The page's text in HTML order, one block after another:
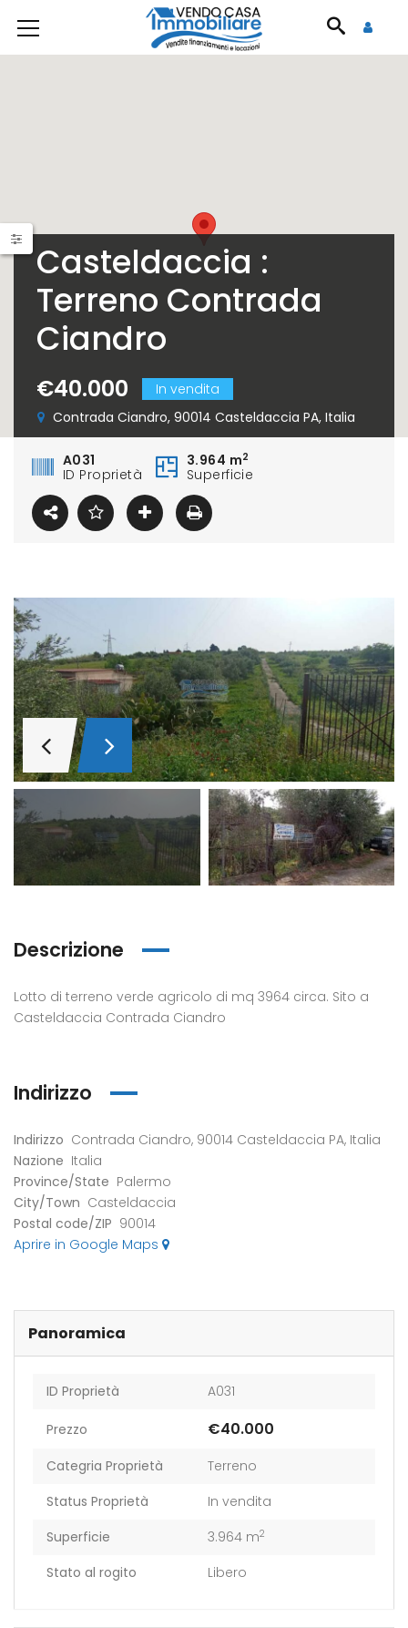
Casteldaccia :
Terreno Contrada
Ciandro
€40.000
In vendita
Contrada Ciandro, 90014 Casteldaccia PA, Italia
A031
ID Proprietà
3.964 m2
Superficie
Descrizione
Lotto di terreno verde agricolo di mq 3964 circa. Sito a
Casteldaccia Contrada Ciandro
Indirizzo
Indirizzo Contrada Ciandro, 90014 Casteldaccia PA, Italia
Nazione Italia
Province/State Palermo
City/Town Casteldaccia
Postal code/ZIP 90014
Aprire in Google Maps
Panoramica
ID Proprietà A031
Prezzo €40.000
Categria Proprietà
Terreno
Status Proprietà
In vendita
Superficie
3.964 m2
Stato al rogito Libero
Valle Corvo
Corvo, Discesa Mirio, 19, 90014 Casteldaccia PA, Italia
€13.000
: Terreno
Casteldaccia : Terreno
€13.000